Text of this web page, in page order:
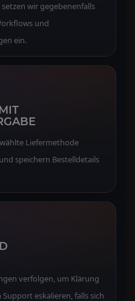
wir gegebenenfalls
und
ein.
Liefermethode
speichern Bestelldetails
verfolgen, um Klärung
eskalieren, falls sich